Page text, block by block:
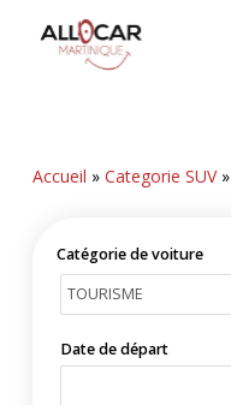
Accueil » Categorie SUV»
Catégorie de voiture
Date de départ